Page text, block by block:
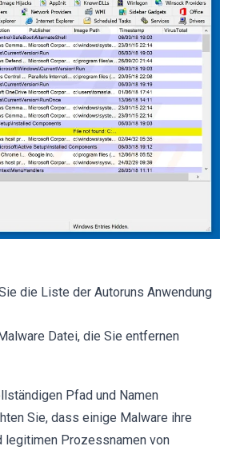
die Liste der Autoruns Anwendung
Datei, die Sie entfernen
Pfad und Namen
Sie, dass einige Malware ihre
legitimen Prozessnamen von